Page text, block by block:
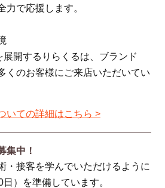
力で応援します。
開するりらくるは、ブランド
くのお客様にご来店いただいてい
いての詳細はこちら >
集中！
・接客を学んでいただけるように
）を準備しています。